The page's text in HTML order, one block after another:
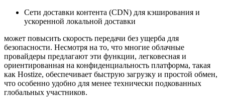
Сети доставки контента (CDN) для кэширования и
ускоренной локальной доставки
может повысить скорость передачи без ущерба для
безопасности. Несмотря на то, что многие облачные
провайдеры предлагают эти функции, легковесная и
ориентированная на конфиденциальность платформа, такая
как Hostize, обеспечивает быструю загрузку и простой обмен,
что особенно удобно для менее технически подкованных
глобальных участников.